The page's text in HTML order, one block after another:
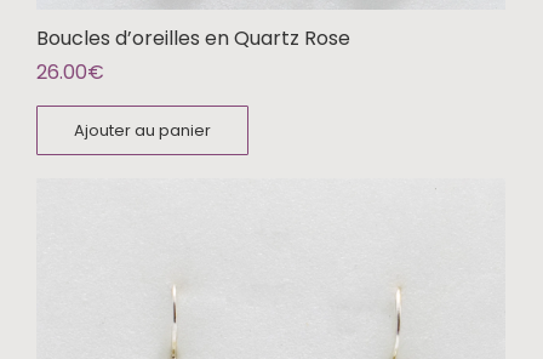
Boucles d’oreilles en Quartz Rose
26.00€
Ajouter au panier